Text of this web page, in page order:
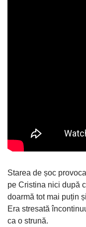
Starea de șoc
pe Cristina nici după
doarmă tot mai puțin
Era stresată
ca o strună.